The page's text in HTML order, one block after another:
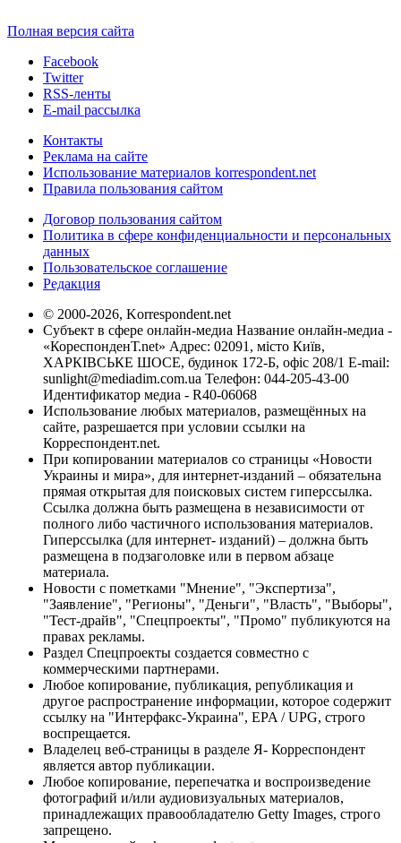
Полная версия сайта
Facebook
Twitter
RSS-ленты
E-mail рассылка
Контакты
Реклама на сайте
Использование материалов korrespondent.net
Правила пользования сайтом
Договор пользования сайтом
Политика в сфере конфиденциальности и персональных
данных
Пользовательское соглашение
Редакция
© 2000-2026, Korrespondent.net
Субъект в сфере онлайн-медиа Название онлайн-медиа -
«КореспонденТ.net» Адрес: 02091, місто Київ,
ХАРКІВСЬКЕ ШОСЕ, будинок 172-Б, офіс 208/1 E-mail:
sunlight@mediadim.com.ua Телефон: 044-205-43-00
Идентификатор медиа - R40-06068
Использование любых материалов, размещённых на
сайте, разрешается при условии ссылки на
Корреспондент.net.
При копировании материалов со страницы «Новости
Украины и мира», для интернет-изданий – обязательна
прямая открытая для поисковых систем гиперссылка.
Ссылка должна быть размещена в независимости от
полного либо частичного использования материалов.
Гиперссылка (для интернет- изданий) – должна быть
размещена в подзаголовке или в первом абзаце
материала.
Новости с пометками "Мнение", "Экспертиза",
"Заявление", "Регионы", "Деньги", "Власть", "Выборы",
"Тест-драйв", "Спецпроекты", "Промо" публикуются на
правах рекламы.
Раздел Спецпроекты создается совместно с
коммерческими партнерами.
Любое копирование, публикация, републикация и
другое распространение информации, которое содержит
ссылку на "Интерфакс-Украина", EPA / UPG, строго
воспрещается.
Владелец веб-страницы в разделе Я- Корреспондент
является автор публикации.
Любое копирование, перепечатка и воспроизведение
фотографий и/или аудиовизуальных материалов,
принадлежащих правообладателю Getty Images, строго
запрещено.